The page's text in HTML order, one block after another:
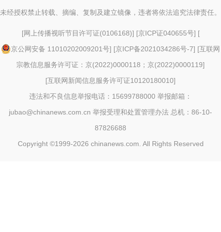
未经授权禁止转载、摘编、复制及建立镜像，违者将依法追究法律责任。
[网上传播视听节目许可证(0106168)] [京ICP证040655号] [
京公网安备 11010202009201号] [京ICP备2021034286号-7] [互联网
宗教信息服务许可证：京(2022)0000118；京(2022)0000119]
[互联网新闻信息服务许可证10120180010]
违法和不良信息举报电话：15699788000 举报邮箱：
jubao@chinanews.com.cn 举报受理和处置管理办法 总机：86-10-
87826688
Copyright ©1999-2026 chinanews.com. All Rights Reserved